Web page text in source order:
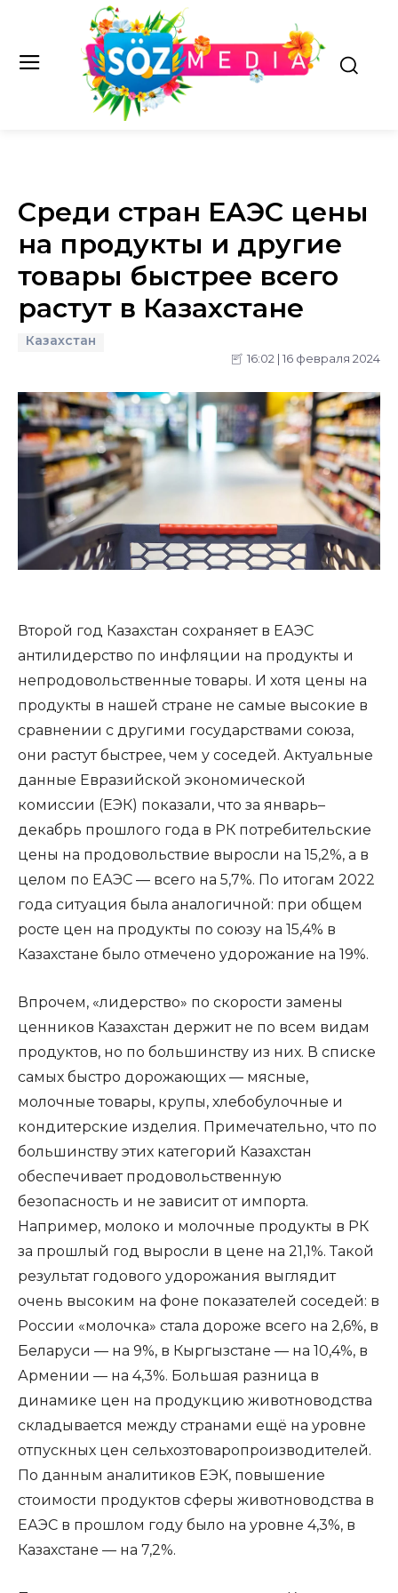
Среди стран ЕАЭС цены
на продукты и другие
товары быстрее всего
растут в Казахстане
Казахстан
16:02 | 16 февраля 2024
Второй год Казахстан сохраняет в ЕАЭС
антилидерство по инфляции на продукты и
непродовольственные товары. И хотя цены на
продукты в нашей стране не самые высокие в
сравнении с другими государствами союза,
они растут быстрее, чем у соседей. Актуальные
данные Евразийской экономической
комиссии (ЕЭК) показали, что за январь–
декабрь прошлого года в РК потребительские
цены на продовольствие выросли на 15,2%, а в
целом по ЕАЭС — всего на 5,7%. По итогам 2022
года ситуация была аналогичной: при общем
росте цен на продукты по союзу на 15,4% в
Казахстане было отмечено удорожание на 19%.
Впрочем, «лидерство» по скорости замены
ценников Казахстан держит не по всем видам
продуктов, но по большинству из них. В списке
самых быстро дорожающих — мясные,
молочные товары, крупы, хлебобулочные и
кондитерские изделия. Примечательно, что по
большинству этих категорий Казахстан
обеспечивает продовольственную
безопасность и не зависит от импорта.
Например, молоко и молочные продукты в РК
за прошлый год выросли в цене на 21,1%. Такой
результат годового удорожания выглядит
очень высоким на фоне показателей соседей: в
России «молочка» стала дороже всего на 2,6%, в
Беларуси — на 9%, в Кыргызстане — на 10,4%, в
Армении — на 4,3%. Большая разница в
динамике цен на продукцию животноводства
складывается между странами ещё на уровне
отпускных цен сельхозтоваропроизводителей.
По данным аналитиков ЕЭК, повышение
стоимости продуктов сферы животноводства в
ЕАЭС в прошлом году было на уровне 4,3%, в
Казахстане — на 7,2%.